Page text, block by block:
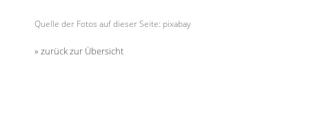
Quelle der Fotos auf dieser Seite: pixabay
zurück zur Übersicht